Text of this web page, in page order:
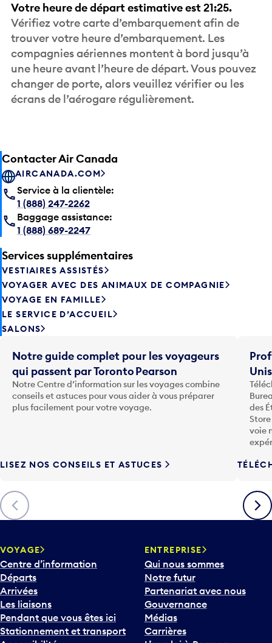
Votre heure de départ estimative est 21:25.
Vérifiez votre carte d’embarquement afin de
trouver votre heure d’embarquement. Les
compagnies aériennes montent à bord jusqu’à
une heure avant l’heure de départ. Vous pouvez
changer de porte, alors veuillez vérifier ou les
écrans de l’aérogare régulièrement.
Contacter Air Canada
AIRCANADA.COM
Service à la clientèle:
1 (888) 247-2262
Baggage assistance:
1 (888) 689-2247
Services supplémentaires
VESTIAIRES ASSISTÉS
VOYAGER AVEC DES ANIMAUX DE COMPAGNIE
VOYAGE EN FAMILLE
LE SERVICE D’ACCUEIL
SALONS
Précédent
Notre guide complet pour les voyageurs
qui passent par Toronto Pearson
Notre Centre d’information sur les voyages combine
conseils et astuces pour vous aider à vous préparer
plus facilement pour votre voyage.
LISEZ NOS CONSEILS ET ASTUCES
des
voie
VOYAGE
Centre d’information
Départs
Arrivées
Les liaisons
Pendant que vous êtes ici
Stationnement et transport
ENTREPRISE
Qui nous sommes
Notre futur
Partenariat avec nous
Gouvernance
Médias
Carrières